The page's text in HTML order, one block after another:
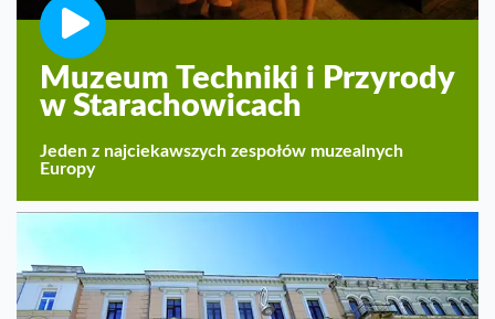
Muzeum Techniki i Przyrody
w Starachowicach
Jeden z najciekawszych zespołów muzealnych
Europy